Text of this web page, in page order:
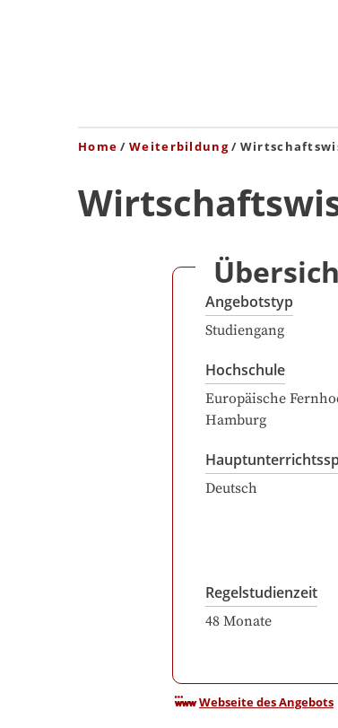
Home Weiterbildung
Angebotstyp
Studiengang
Hochschule
Europäische
Hamburg
Deutsch
Regelstudienzeit
48 Monate
Webseite des Angebots